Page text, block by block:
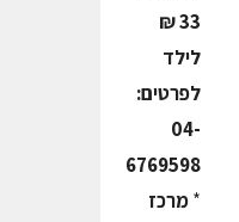
33 ₪
לילד
לפרטים:
04-
6769598
*מרכז